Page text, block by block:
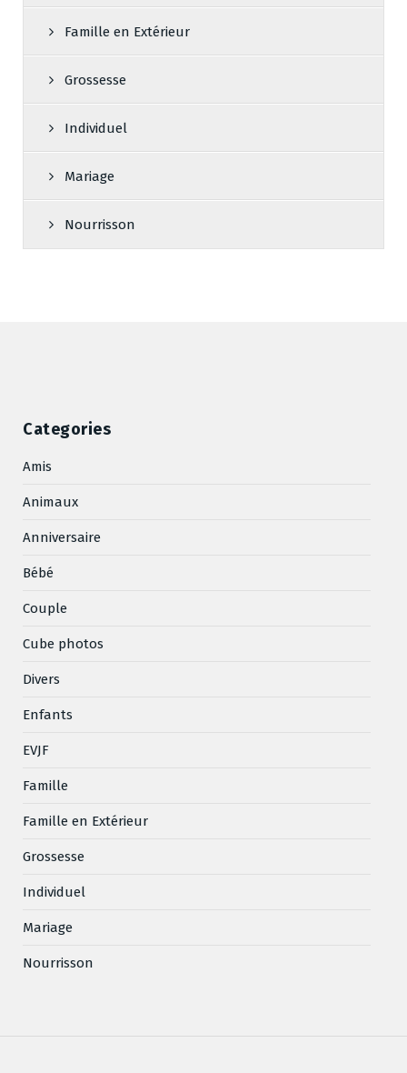
Famille en Extérieur
Grossesse
Individuel
Mariage
Nourrisson
Categories
Amis
Animaux
Anniversaire
Bébé
Couple
Cube photos
Divers
Enfants
EVJF
Famille
Famille en Extérieur
Grossesse
Individuel
Mariage
Nourrisson